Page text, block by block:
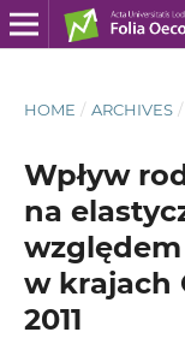
HOME / ARCHIVES /
Wpływ
na
względem
w krajach
2011